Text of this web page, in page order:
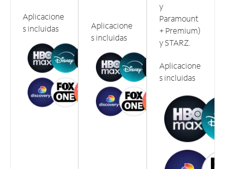
Aplicacione
s incluidas
Aplicacione
s incluidas
y
Paramount
+ Premium)
y STARZ.
Aplicacione
s incluidas